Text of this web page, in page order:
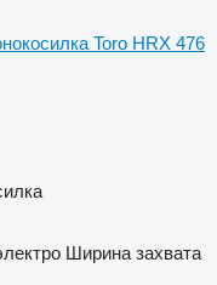
Toro HRX 476
Ширина захвата